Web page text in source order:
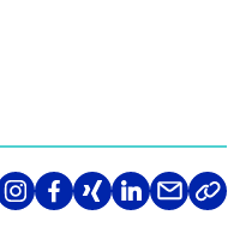
ShareTeilenTeilenTeilenTeilenLink